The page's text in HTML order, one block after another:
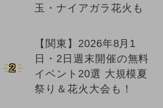
玉・ナイアガラ花火も
2
【関東】2026年8月1
日・2日週末開催の無料
イベント20選 大規模夏
祭り＆花火大会も！